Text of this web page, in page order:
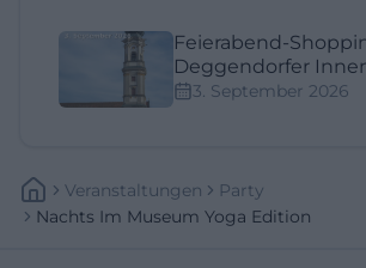
Feierabend-
Deggendorfer
3. September 2026
Veranstaltungen
Party
Nachts Im Museum Yoga Edition